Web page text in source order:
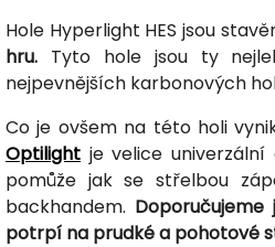
Hole Hyperlight HES jsou
hru. Tyto hole jsou ty
nejpevnějších karbonových
Co je ovšem na této holi
Optilight je velice
pomůže jak se střelbou
backhandem.
potrpí na prudké a pohotové